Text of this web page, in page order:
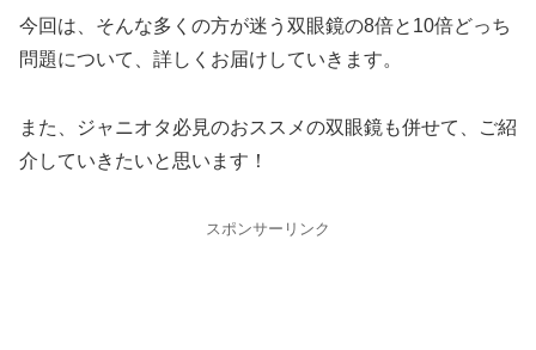
今回は、そんな多くの方が迷う双眼鏡の8倍と10倍どっち
問題について、詳しくお届けしていきます。
また、ジャニオタ必見のおススメの双眼鏡も併せて、ご紹
介していきたいと思います！
スポンサーリンク